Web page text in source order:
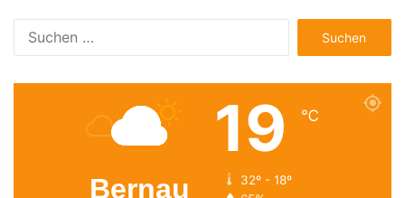
nach:
Bernau
19 ℃
32º - 18º